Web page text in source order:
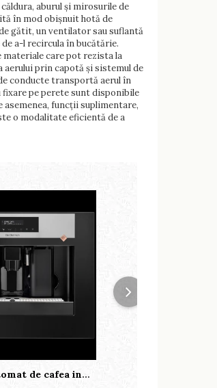
aburul și mirosurile de
în mod obișnuit hotă de
gătit, un ventilator sau suflantă
a-l recircula în bucătărie.
materiale care pot rezista la
prin capotă și sistemul de
conducte transportă aerul în
pe perete sunt disponibile
funcții suplimentare,
o modalitate eficientă de a
Espressor automat de cafea incorporabil De Dietrich Platinum